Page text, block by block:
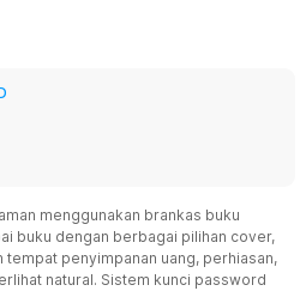
menggunakan brankas buku
buku dengan berbagai pilihan cover,
tempat penyimpanan uang, perhiasan,
natural. Sistem kunci password